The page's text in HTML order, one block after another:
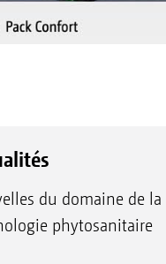
du domaine de la
phytosanitaire